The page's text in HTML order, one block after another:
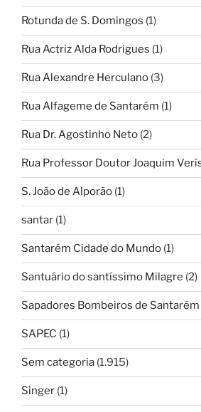
Rotunda de S. Domingos (1)
Rua Actriz Alda Rodrigues (1)
Rua Alexandre Herculano (3)
Rua Alfageme de Santarém (1)
Rua Dr. Agostinho Neto (2)
Rua Professor Doutor Joaquim
S. João de Alporão (1)
santar (1)
Santarém Cidade do Mundo (1)
Santuário do santíssimo Milagre (2)
Sapadores Bombeiros de Santarém
SAPEC (1)
Sem categoria (1.915)
Singer (1)